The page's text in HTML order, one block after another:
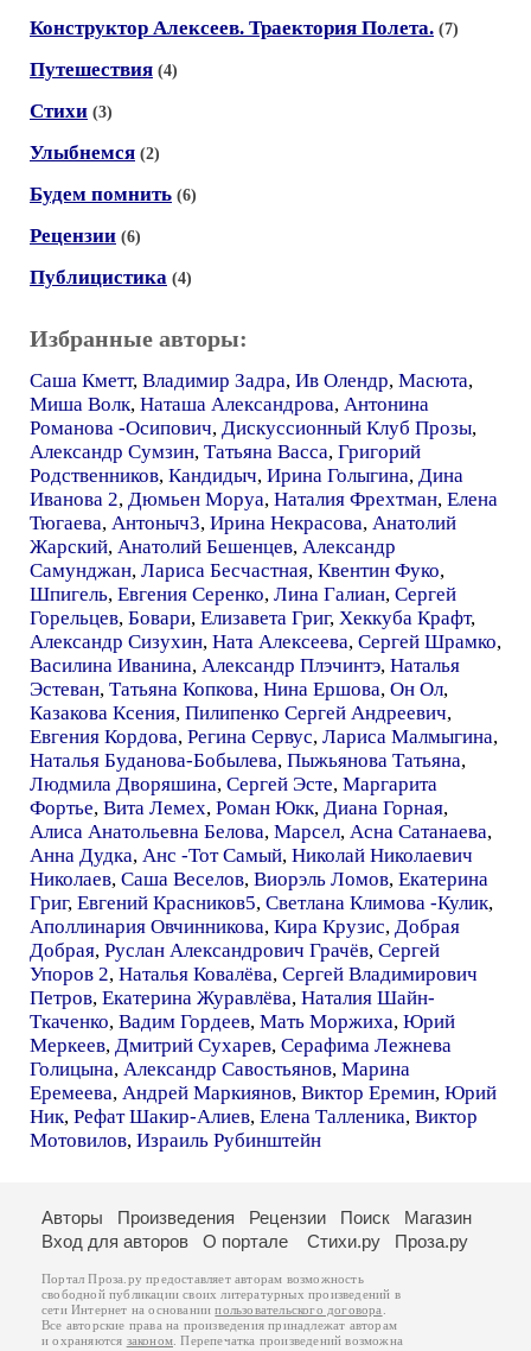
Конструктор Алексеев. Траектория Полета. (7)
Путешествия (4)
Стихи (3)
Улыбнемся (2)
Будем помнить (6)
Рецензии (6)
Публицистика (4)
Избранные авторы:
Саша Кметт, Владимир Задра, Ив Олендр, Масюта,
Миша Волк, Наташа Александрова, Антонина
Романова -Осипович, Дискуссионный Клуб Прозы,
Александр Сумзин, Татьяна Васса, Григорий
Родственников, Кандидыч, Ирина Голыгина, Дина
Иванова 2, Дюмьен Моруа, Наталия Фрехтман, Елена
Тюгаева, Антоныч3, Ирина Некрасова, Анатолий
Жарский, Анатолий Бешенцев, Александр
Самунджан, Лариса Бесчастная, Квентин Фуко,
Шпигель, Евгения Серенко, Лина Галиан, Сергей
Горельцев, Бовари, Елизавета Григ, Хеккуба Крафт,
Александр Сизухин, Ната Алексеева, Сергей Шрамко,
Василина Иванина, Александр Плэчинтэ, Наталья
Эстеван, Татьяна Копкова, Нина Ершова, Он Ол,
Казакова Ксения, Пилипенко Сергей Андреевич,
Евгения Кордова, Регина Сервус, Лариса Малмыгина,
Наталья Буданова-Бобылева, Пыжьянова Татьяна,
Людмила Дворяшина, Сергей Эсте, Маргарита
Фортье, Вита Лемех, Роман Юкк, Диана Горная,
Алиса Анатольевна Белова, Марсел, Асна Сатанаева,
Анна Дудка, Анс -Тот Самый, Николай Николаевич
Николаев, Саша Веселов, Виорэль Ломов, Екатерина
Григ, Евгений Красников5, Светлана Климова -Кулик,
Аполлинария Овчинникова, Кира Крузис, Добрая
Добрая, Руслан Александрович Грачёв, Сергей
Упоров 2, Наталья Ковалёва, Сергей Владимирович
Петров, Екатерина Журавлёва, Наталия Шайн-
Ткаченко, Вадим Гордеев, Мать Моржиха, Юрий
Меркеев, Дмитрий Сухарев, Серафима Лежнева
Голицына, Александр Савостьянов, Марина
Еремеева, Андрей Маркиянов, Виктор Еремин, Юрий
Ник, Рефат Шакир-Алиев, Елена Талленика, Виктор
Мотовилов, Израиль Рубинштейн
Авторы Произведения Рецензии Поиск
Магазин
Вход для авторов
О портале Стихи.ру Проза.ру
Портал Проза.ру предоставляет авторам возможность
свободной публикации своих литературных произведений в
сети Интернет на основаниипользовательского договора
Все авторские права на произведения принадлежат авторам
и охраняются законом . Перепечатка произведений возможна